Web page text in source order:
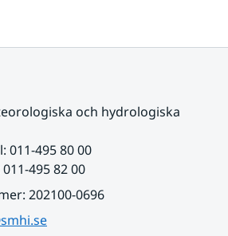
och hydrologiska
011-495 80 00
495 82 00
202100-0696